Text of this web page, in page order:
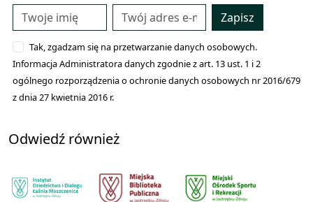
Zapisz
Tak, zgadzam się na przetwarzanie danych osobowych.
Informacja Administratora danych zgodnie z art. 13 ust. 1 i 2
ogólnego rozporządzenia o ochronie danych osobowych nr 2016/679
z dnia 27 kwietnia 2016 r.
Odwiedź również